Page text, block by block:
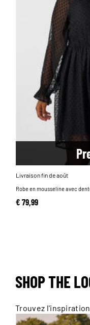
Livraison fin de août
Robe en mousseline avec
€ 79,99
SHOP THE
Trouvez